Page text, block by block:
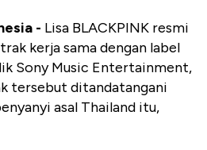
- Lisa BLACKPINK resmi
kerja sama dengan label
Sony Music Entertainment,
tersebut ditandatangani
asal Thailand itu,